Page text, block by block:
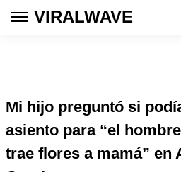
VIRALWAVE
Mi hijo preguntó si
asiento para “el
trae flores a mamá” en